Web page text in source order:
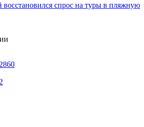
восстановился спрос на туры в пляжную
2860